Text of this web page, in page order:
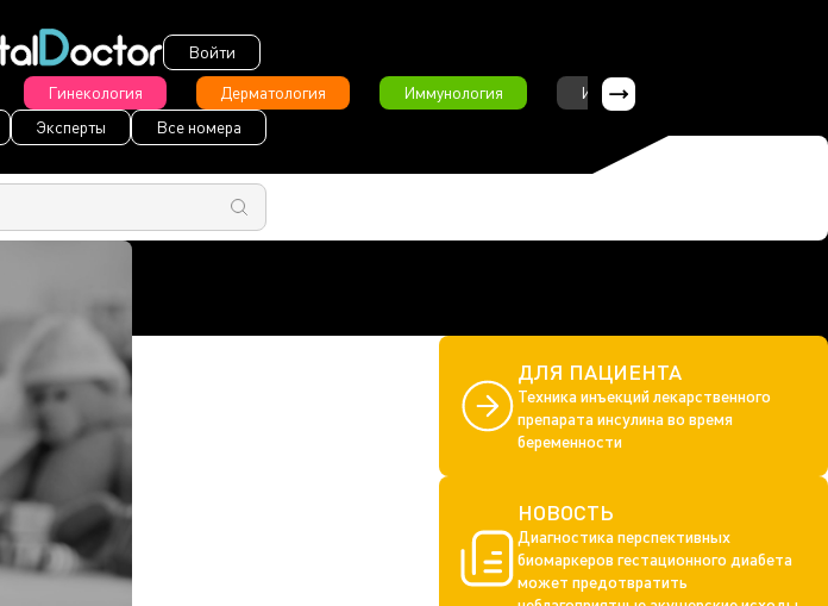
Войти
Гинекология Дерматология Иммунология Интервью
Эксперты Все номера
ДЛЯ ПАЦИЕНТА
Техника инъекций лекарственного
препарата инсулина во время
беременности
НОВОСТЬ
Диагностика перспективных
биомаркеров гестационного диабета
может предотвратить